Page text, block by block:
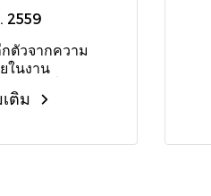
พลังงานได้ 72
ง เข้าคู่มากับสาย
ะเข้สุดหรู ประกอบ
นพับล็อกทองคำ
ดยนิตยสาร
จที่เขาเพิ่งจะได้รับ
ดตัวในฐานะทูต
มตรีนานาชาติคน
องสุดยอดแบรนด์
2559
ตัวจากความ
ในงาน
ที่หนาแน่น
ผู้คนที่เจือไปด้วย
ติม